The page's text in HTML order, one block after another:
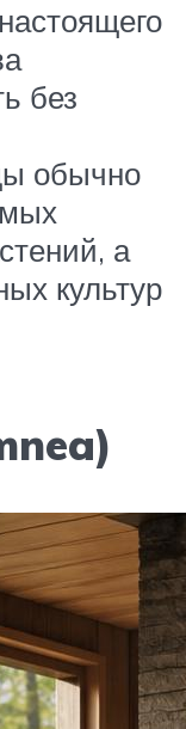
без
обычно
а
культур